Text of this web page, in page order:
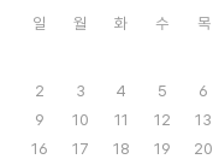
일 월 화 수 목
2
3 4 5 6
9
10 11 12 13
16
17 18 19 20